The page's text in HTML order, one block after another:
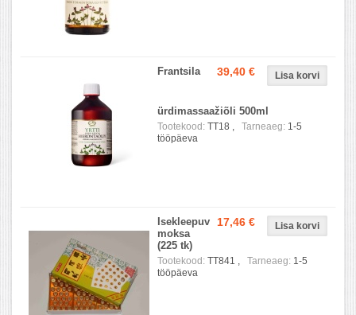
39,40 €
Frantsila
ürdimassaažiõli 500ml
Tootekood: TT18 , Tarneaeg: 1-5
tööpäeva
17,46 €
Isekleepuv
moksa
(225 tk)
Tootekood: TT841 , Tarneaeg: 1-5
tööpäeva